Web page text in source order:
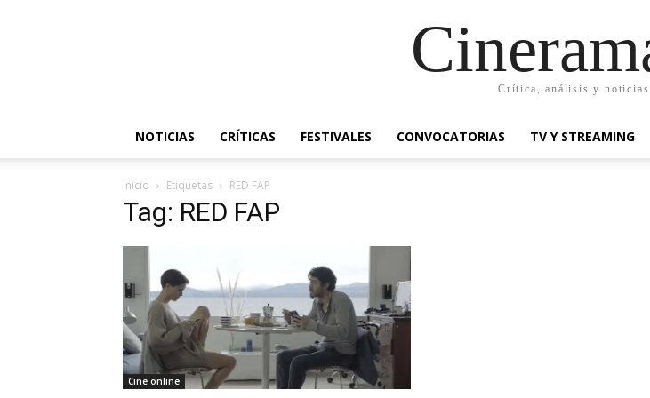
Crítica, análisis y noticias
NOTICIAS CRÍTICAS FESTIVALES CONVOCATORIAS TV Y STREAMING
Inicio Etiquetas RED FAP
Tag: RED FAP
Cine online